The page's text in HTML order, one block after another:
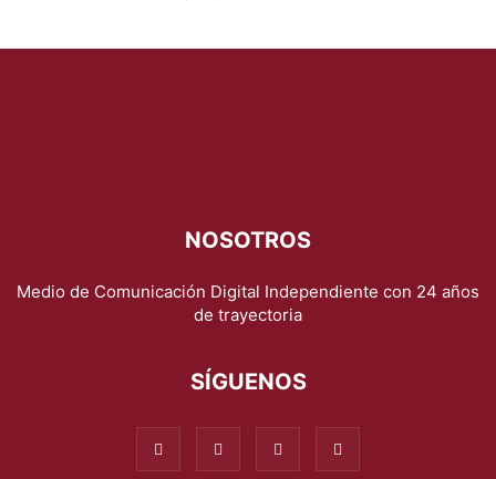
NOSOTROS
Medio de Comunicación Digital Independiente con 24 años
de trayectoria
SÍGUENOS